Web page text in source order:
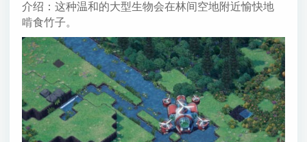
介绍：这种温和的大型生物会在林间空地附近愉快地
啃食竹子。